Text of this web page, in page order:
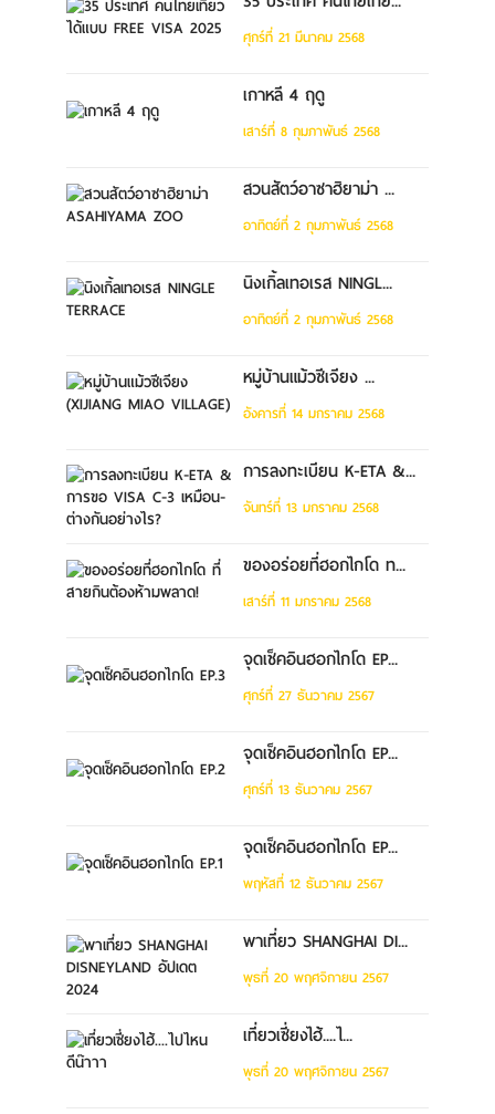
ศุกร์ที่ 21 มีนาคม 2568
เกาหลี 4 ฤดู
เสาร์ที่ 8 กุมภาพันธ์ 2568
สวนสัตว์อาซาฮิยาม่า ...
อาทิตย์ที่ 2 กุมภาพันธ์ 2568
นิงเกิ้ลเทอเรส NINGL...
อาทิตย์ที่ 2 กุมภาพันธ์ 2568
หมู่บ้านแม้วซีเจียง ...
อังคารที่ 14 มกราคม 2568
การลงทะเบียน K-ETA &...
จันทร์ที่ 13 มกราคม 2568
ของอร่อยที่ฮอกไกโด ท...
เสาร์ที่ 11 มกราคม 2568
จุดเช็คอินฮอกไกโด EP...
ศุกร์ที่ 27 ธันวาคม 2567
จุดเช็คอินฮอกไกโด EP...
ศุกร์ที่ 13 ธันวาคม 2567
จุดเช็คอินฮอกไกโด EP...
พฤหัสที่ 12 ธันวาคม 2567
พาเที่ยว SHANGHAI DI...
พุธที่ 20 พฤศจิกายน 2567
เที่ยวเซี่ยงไฮ้....ไ...
พุธที่ 20 พฤศจิกายน 2567